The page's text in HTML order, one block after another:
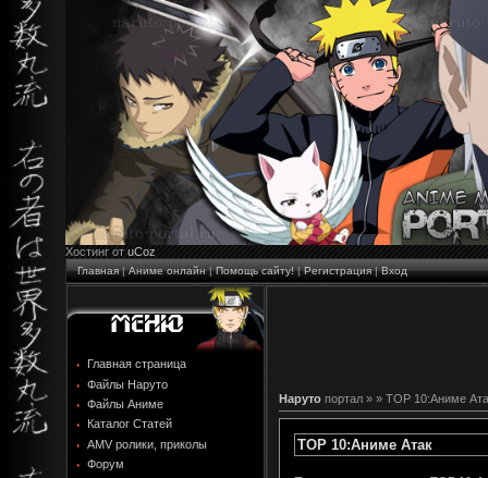
Хостинг от uCoz
Главная|Аниме онлайн|Помощь сайту!|Регистрация|Вход
Главная страница
Файлы Наруто
Файлы Аниме
Каталог Статей
AMV ролики, приколы
Форум
Наруто портал » » TOP 10:Аниме
TOP 10:Аниме Атак